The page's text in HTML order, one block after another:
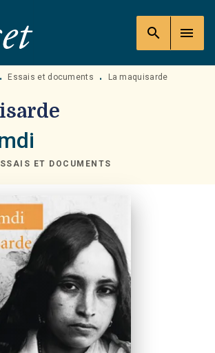
RECHERCHE
search menu
• Essais et documents • La maquisarde
ET DOCUMENTS